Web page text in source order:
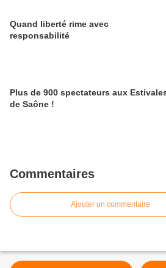
Quand liberté rime avec
responsabilité
Plus de 900 spectateurs aux
de Saône !
Commentaires
Ajouter un commentaire